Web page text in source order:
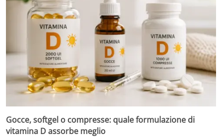
Gocce, softgel o compresse: quale formulazione di
vitamina D assorbe meglio